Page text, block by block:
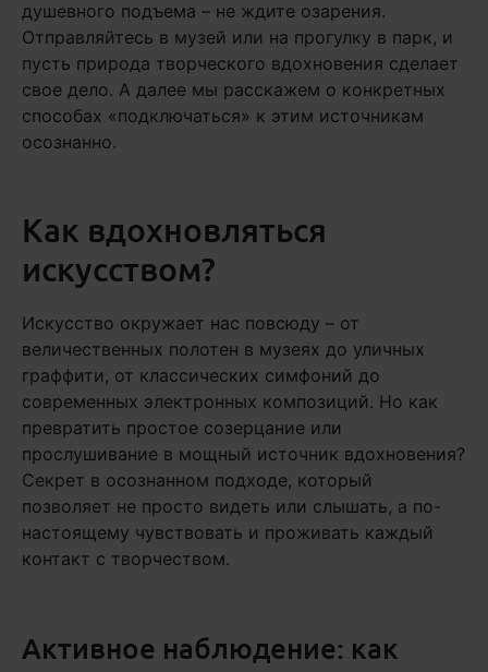
душевного подъема – не ждите озарения.
Отправляйтесь в музей или на прогулку в парк, и
пусть природа творческого вдохновения сделает
свое дело. А далее мы расскажем о конкретных
способах «подключаться» к этим источникам
осознанно.
Как вдохновляться
искусством?
Искусство окружает нас повсюду – от
величественных полотен в музеях до уличных
граффити, от классических симфоний до
современных электронных композиций. Но как
превратить простое созерцание или
прослушивание в мощный источник вдохновения?
Секрет в осознанном подходе, который
позволяет не просто видеть или слышать, а по-
настоящему чувствовать и проживать каждый
контакт с творчеством.
Активное наблюдение: как